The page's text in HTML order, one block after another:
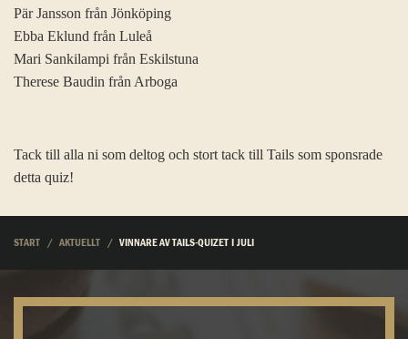
Pär Jansson från Jönköping
Ebba Eklund från Luleå
Mari Sankilampi från Eskilstuna
Therese Baudin från Arboga
Tack till alla ni som deltog och stort tack till Tails som sponsrade
detta quiz!
START AKTUELLT VINNARE AV TAILS-QUIZET I JULI